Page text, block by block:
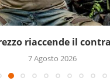
riaccende il
7 Agosto 2026